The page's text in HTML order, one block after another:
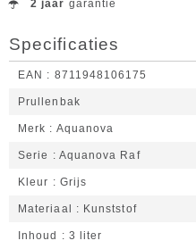
2 jaar garantie
Specificaties
EAN 8711948106175
Prullenbak
Merk Aquanova
Serie Aquanova Raf
Kleur Grijs
Materiaal Kunststof
Inhoud 3 liter